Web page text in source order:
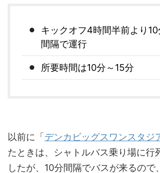
キックオフ4時間半前より10
間隔で運行
所要時間は10分～15分
以前に「 デンカビッグスワンスタジ
たときは、シャトルバス乗り場に行
したが、10分間隔でバスが来るので